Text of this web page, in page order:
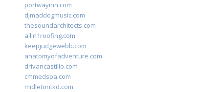
portwayinn.com
djmaddogmusic.com
thesoundarchitects.com
allin1roofing.com
keepjudgewebb.com
anatomyofadventure.com
drivancastillo.com
cmmedspa.com
midletontkd.com